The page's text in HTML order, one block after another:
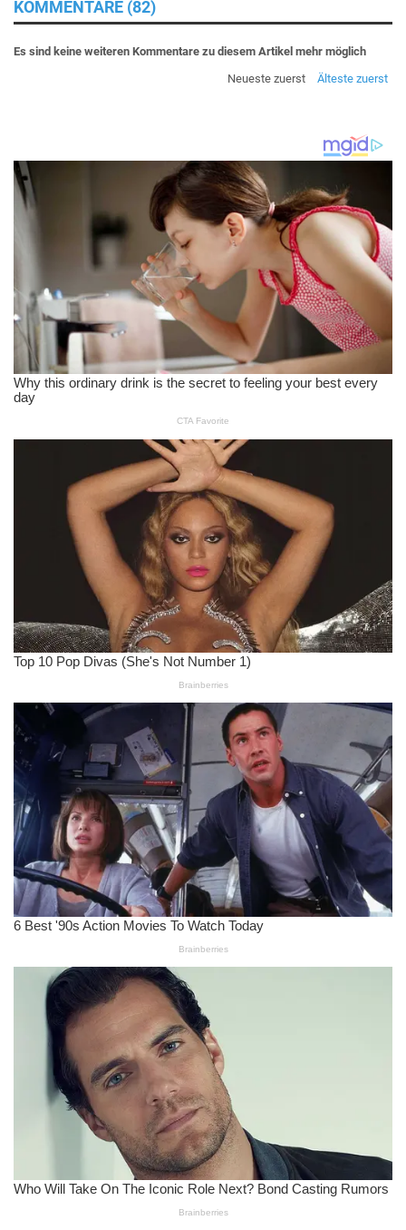
KOMMENTARE (82)
Es sind keine weiteren Kommentare zu diesem Artikel mehr möglich
Neueste zuerst
Älteste zuerst